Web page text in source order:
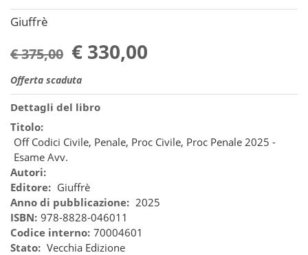
Giuffrè
€ 375,00 € 330,00
Offerta scaduta
Dettagli del libro
Titolo:
Off Codici Civile, Penale, Proc Civile, Proc Penale 2025 -
Esame Avv.
Autori:
Editore: Giuffrè
Anno di pubblicazione: 2025
ISBN: 978-8828-046011
Codice interno: 70004601
Stato: Vecchia Edizione